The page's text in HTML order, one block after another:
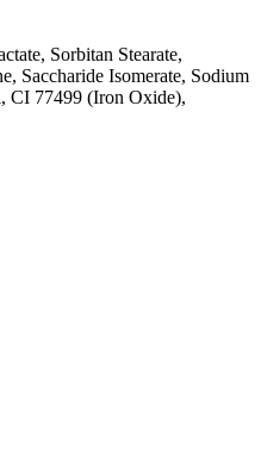
Sorbitan Stearate,
Saccharide Isomerate, Sodium
CI 77499 (Iron Oxide),